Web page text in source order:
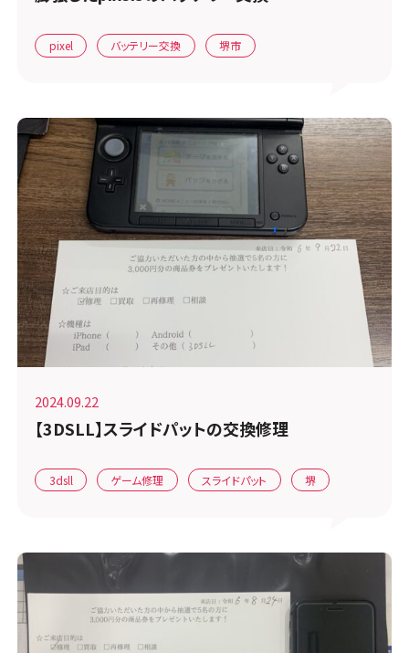
pixel バッテリー交換 堺市
2024.09.22
【3DSLL】スライドパットの交換修理
3dsll ゲーム修理 スライドパット 堺